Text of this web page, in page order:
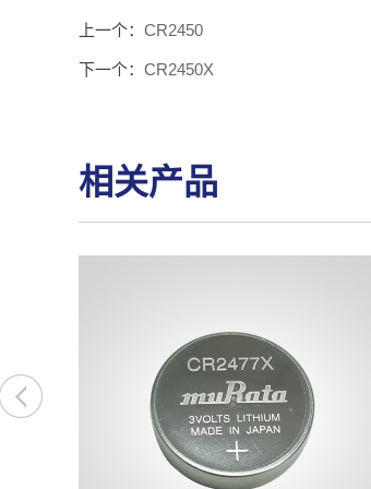
上一个： CR2450
下一个： CR2450X
相关产品